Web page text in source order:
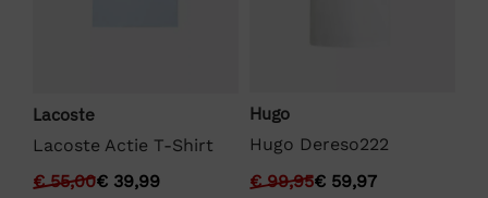
Lacoste
Lacoste Actie T-Shirt
€55,00€ 39,99
Hugo
Hugo Dereso222
€99,95€ 59,97